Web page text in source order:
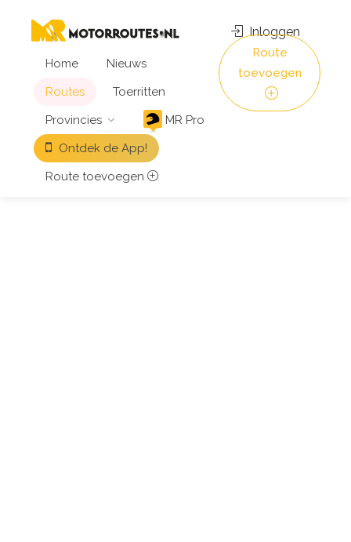
Home
Nieuws
Routes
Toerritten
Provincies
MR Pro
Ontdek de App!
Route toevoegen
Inloggen
Route
toevoegen